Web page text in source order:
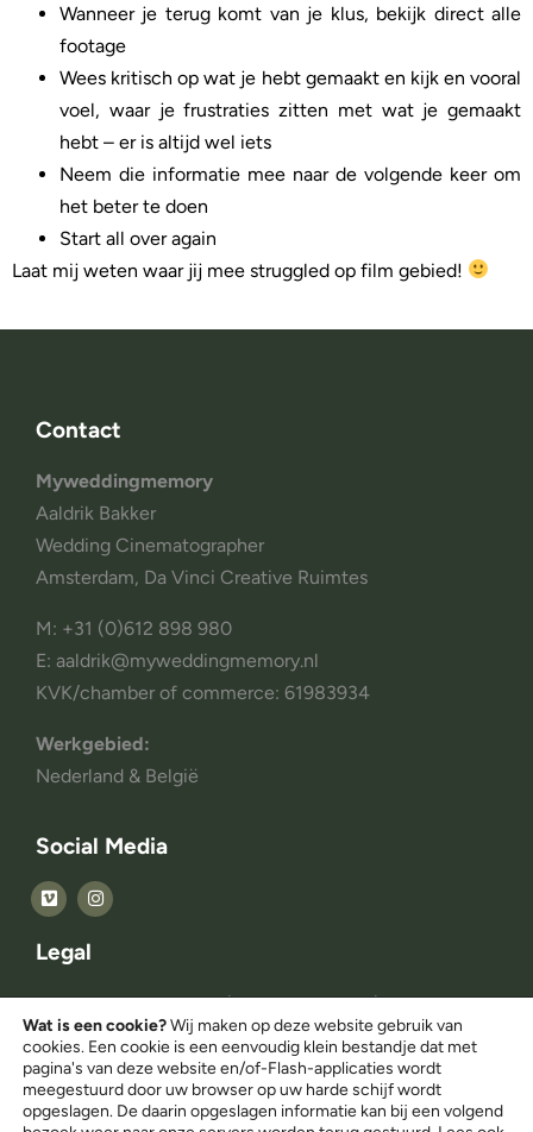
Wanneer je terug komt van je klus, bekijk direct alle
footage
Wees kritisch op wat je hebt gemaakt en kijk en vooral
voel, waar je frustraties zitten met wat je gemaakt
hebt – er is altijd wel iets
Neem die informatie mee naar de volgende keer om
het beter te doen
Start all over again
Laat mij weten waar jij mee struggled op film gebied!
Contact
Myweddingmemory
Aaldrik Bakker
Wedding Cinematographer
Amsterdam, Da Vinci Creative Ruimtes
M: +31 (0)612 898 980
E: aaldrik@myweddingmemory.nl
KVK/chamber of commerce: 61983934
Werkgebied:
Nederland & België
Social Media
Legal
© Copyright 2014 – 2025 | All rights reserved |
Myweddingmemory.nl
Privacy Statement
Wat is een cookie?Wij maken op deze website gebruik van
cookies. Een cookie is een eenvoudig klein bestandje dat met
pagina's van deze website en/of-Flash-applicaties wordt
meegestuurd door uw browser op uw harde schijf wordt
opgeslagen. De daarin opgeslagen informatie kan bij een volgend